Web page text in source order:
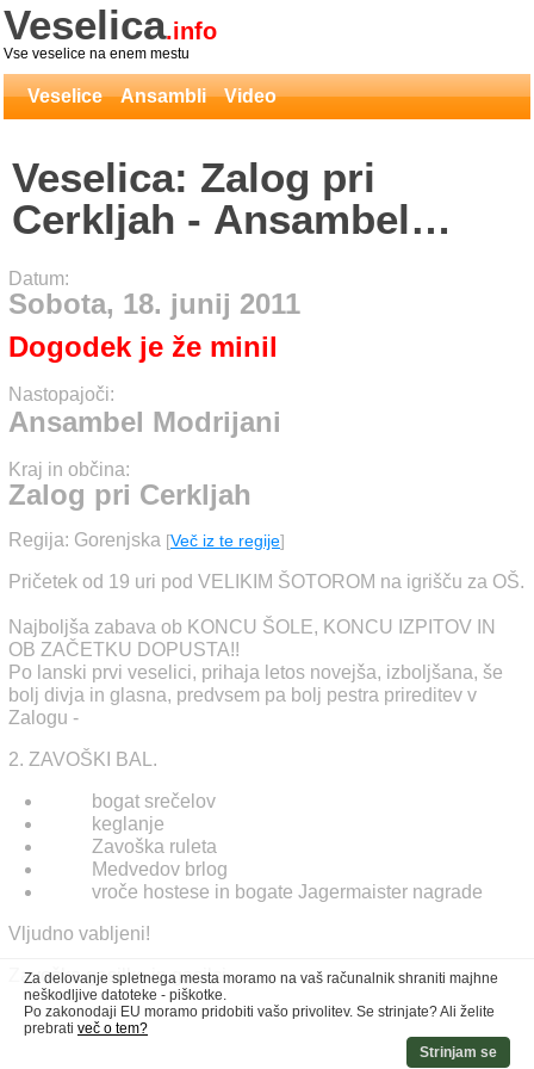
Veselica.info
Vse veselice na enem mestu
Veselice Ansambli Video
Veselica: Zalog pri
Cerkljah - Ansambel
Modrijani
Datum:
Sobota, 18. junij 2011
Dogodek je že minil
Nastopajoči:
Ansambel Modrijani
Kraj in občina:
Zalog pri Cerkljah
Regija: Gorenjska [Več iz te regije]
Pričetek od 19 uri pod VELIKIM ŠOTOROM na igrišču za OŠ.
Najboljša zabava ob KONCU ŠOLE, KONCU IZPITOV IN
OB ZAČETKU DOPUSTA!!
Po lanski prvi veselici, prihaja letos novejša, izboljšana, še
bolj divja in glasna, predvsem pa bolj pestra prireditev v
Zalogu -
2. ZAVOŠKI BAL.
bogat srečelov
keglanje
Zavoška ruleta
Medvedov brlog
vroče hostese in bogate Jagermaister nagrade
Vljudno vabljeni!
Zavoške gasilke in gasilci
Za delovanje spletnega mesta moramo na vaš računalnik shraniti majhne
neškodljive datoteke - piškotke.
Po zakonodaji EU moramo pridobiti vašo privolitev. Se strinjate? Ali želite
prebrati več o tem?
Strinjam se